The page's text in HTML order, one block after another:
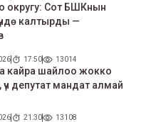
округу: Сот БШКнын
калтырды —
17:50 13014
кайра шайлоо жокко
депутат мандат алмай
21:30 13108